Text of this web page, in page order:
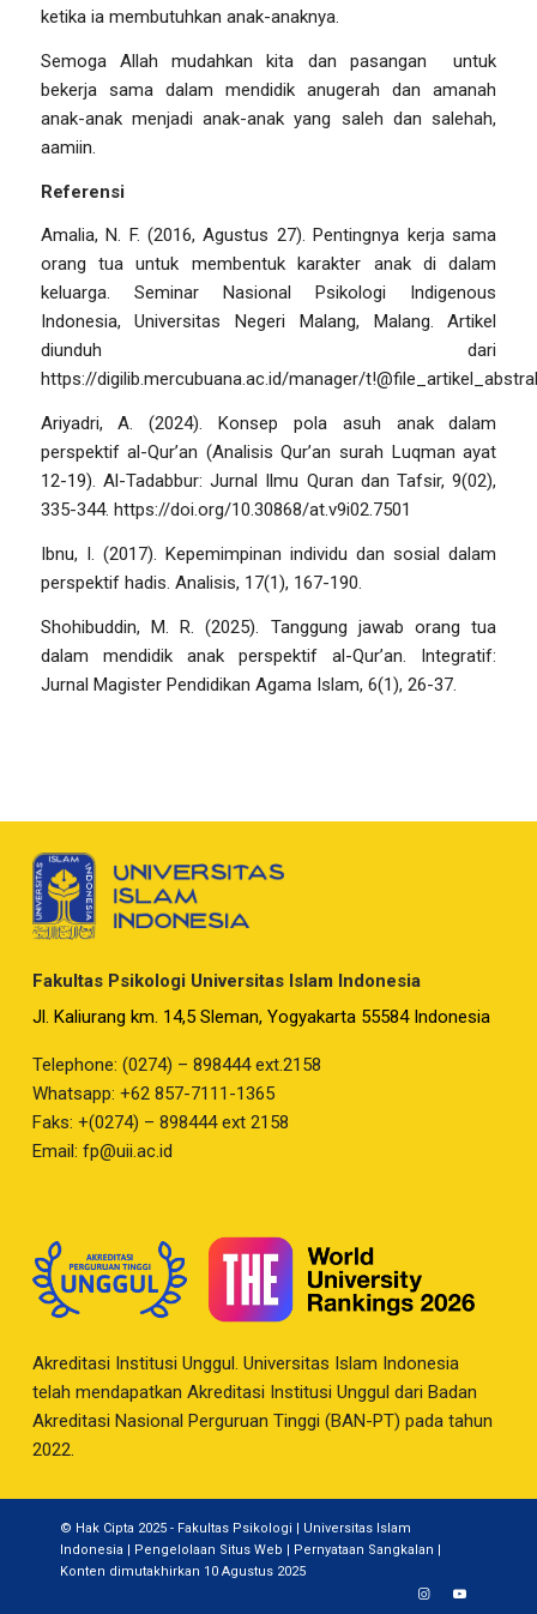
ketika ia membutuhkan anak-anaknya.
Semoga Allah mudahkan kita dan pasangan untuk
bekerja sama dalam mendidik anugerah dan amanah
anak-anak menjadi anak-anak yang saleh dan salehah,
aamiin.
Referensi
Amalia, N. F. (2016, Agustus 27).Pentingnya kerja sama
orang tua untuk membentuk karakter anak di dalam
keluarga. Seminar Nasional Psikologi Indigenous
Indonesia, Universitas Negeri Malang, Malang. Artikel
diunduh dari
https://digilib.mercubuana.ac.id/manager/
Ariyadri, A. (2024). Konsep pola asuh anak dalam
perspektif al-Qur’an (Analisis Qur’an surah Luqman ayat
12-19). Al-Tadabbur: Jurnal Ilmu Quran dan Tafsir, 9(02),
335-344. https://doi.org/10.30868/at.v9i02.7501
Ibnu, I. (2017). Kepemimpinan individu dan sosial dalam
perspektif hadis. Analisis, 17(1), 167-190.
Shohibuddin, M. R. (2025). Tanggung jawab orang tua
dalam mendidik anak perspektif al-Qur’an. Integratif:
Jurnal Magister Pendidikan Agama Islam, 6(1), 26-37.
Fakultas Psikologi Universitas Islam Indonesia
Jl. Kaliurang km. 14,5 Sleman, Yogyakarta 55584 Indonesia
Telephone: (0274) – 898444 ext.2158
Whatsapp: +62 857-7111-1365
Faks: +(0274) – 898444 ext 2158
Email: fp@uii.ac.id
Akreditasi Institusi Unggul. Universitas Islam Indonesia
telah mendapatkan Akreditasi Institusi Unggul dari Badan
Akreditasi Nasional Perguruan Tinggi (BAN-PT) pada tahun
2022.
© Hak Cipta 2025 - Fakultas Psikologi | Universitas Islam
Indonesia |
Pengelolaan Situs Web Pernyataan Sangkalan
Konten dimutakhirkan 10 Agustus 2025